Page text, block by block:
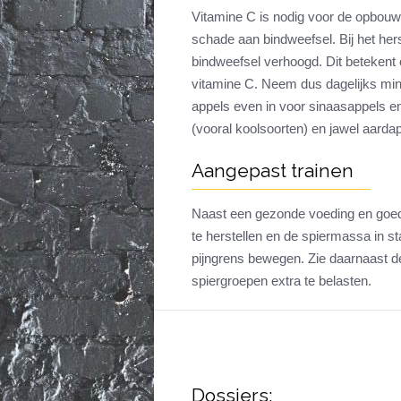
Vitamine C is nodig voor de
schade aan bindweefsel. Bij het
bindweefsel verhoogd. Dit
vitamine C. Neem dus dagelijks
appels even in voor sinaasappels
(vooral koolsoorten) en jawel
Aangepast trainen
Naast een gezonde voeding en
te herstellen en de spiermassa in
pijngrens bewegen. Zie daarnaast
spiergroepen extra te belasten.
Dossiers: